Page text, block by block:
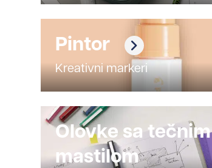
Pintor
Kreativni markeri
Olovke sa tečnim
mastilom